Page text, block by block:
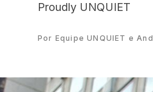
Proudly UNQUIET
Por Equipe UNQUIET e